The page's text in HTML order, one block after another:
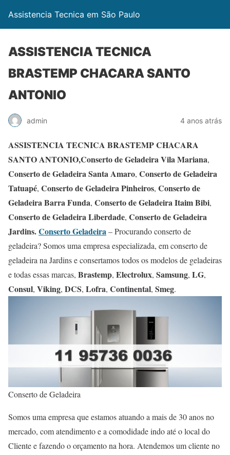
Assistencia Tecnica em São Paulo
ASSISTENCIA TECNICA
BRASTEMP CHACARA SANTO
ANTONIO
admin 4 anos atrás
ASSISTENCIA TECNICA BRASTEMP CHACARA
SANTO ANTONIO,Conserto de Geladeira Vila Mariana,
Conserto de Geladeira Santa Amaro, Conserto de Geladeira
Tatuapé, Conserto de Geladeira Pinheiros, Conserto de
Geladeira Barra Funda, Conserto de Geladeira Itaim Bibi,
Conserto de Geladeira Liberdade, Conserto de Geladeira
Jardins.Conserto Geladeira– Procurando conserto de
geladeira? Somos uma empresa especializada, em conserto de
geladeira na Jardins e consertamos todos os modelos de geladeiras
e todas essas marcas, Brastemp, Electrolux, Samsung, LG,
Consul, Viking, DCS, Lofra, Continental, Smeg.
Conserto de Geladeira
Somos uma empresa que estamos atuando a mais de 30 anos no
mercado, com atendimento e a comodidade indo até o local do
Cliente e fazendo o orçamento na hora. Atendemos um cliente no